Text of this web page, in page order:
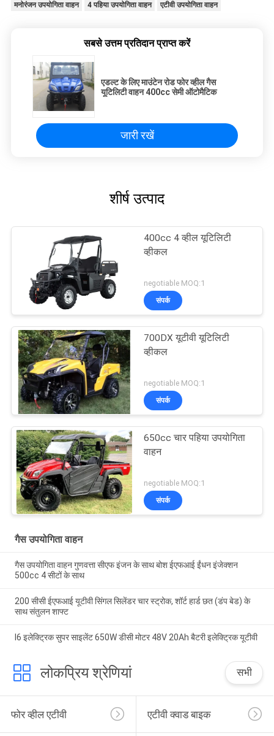
मनोरंजन उपयोगिता वाहन 4 पहिया उपयोगिता वाहन एटीवी उपयोगिता वाहन
सबसे उत्तम प्रतिदान प्राप्त करें
एडल्ट के लिए माउंटेन रोड फोर व्हील गैस
यूटिलिटी वाहन 400cc सेमी ऑटोमैटिक
जारी रखें
शीर्ष उत्पाद
400cc 4 व्हील यूटिलिटी
व्हीकल
negotiable MOQ:1
संपर्क
700DX यूटीवी यूटिलिटी
व्हीकल
negotiable MOQ:1
संपर्क
650cc चार पहिया उपयोगिता
वाहन
negotiable MOQ:1
संपर्क
गैस उपयोगिता वाहन
गैस उपयोगिता वाहन गुणवत्ता सीएफ इंजन के साथ बोश ईएफआई ईंधन इंजेक्शन
500cc 4 सीटों के साथ
200 सीसी ईएफआई यूटीवी सिंगल सिलेंडर चार स्ट्रोक, शॉर्ट हार्ड छत (डंप बेड) के
साथ संतुलन शाफ्ट
I6 इलेक्ट्रिक सुपर साइलेंट 650W डीसी मोटर 48V 20Ah बैटरी इलेक्ट्रिक यूटीवी
लोकप्रिय श्रेणियां सभी
फोर व्हील एटीवी एटीवी क्वाड बाइक